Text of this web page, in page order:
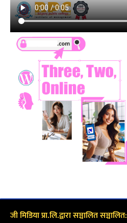
जी मिडिया प्रा.लि.द्वारा सञ्चालित सञ्चालित: